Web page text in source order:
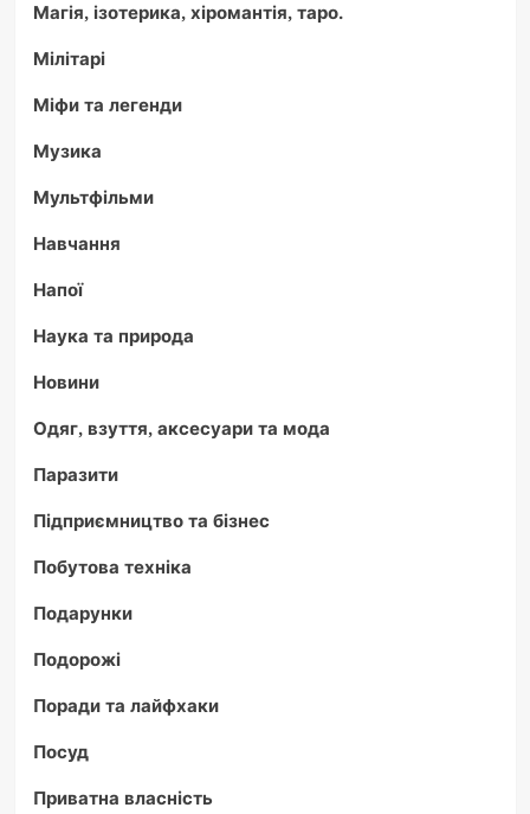
Магія, ізотерика, хіромантія, таро.
Мілітарі
Міфи та легенди
Музика
Мультфільми
Навчання
Напої
Наука та природа
Новини
Одяг, взуття, аксесуари та мода
Паразити
Підприємництво та бізнес
Побутова техніка
Подарунки
Подорожі
Поради та лайфхаки
Посуд
Приватна власність